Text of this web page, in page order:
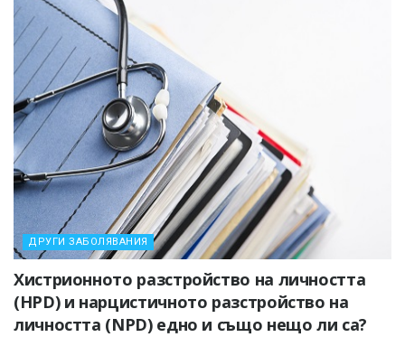
ДРУГИ ЗАБОЛЯВАНИЯ
Хистрионното разстройство на личността
(HPD) и нарцистичното разстройство на
личността (NPD) едно и също нещо ли са?